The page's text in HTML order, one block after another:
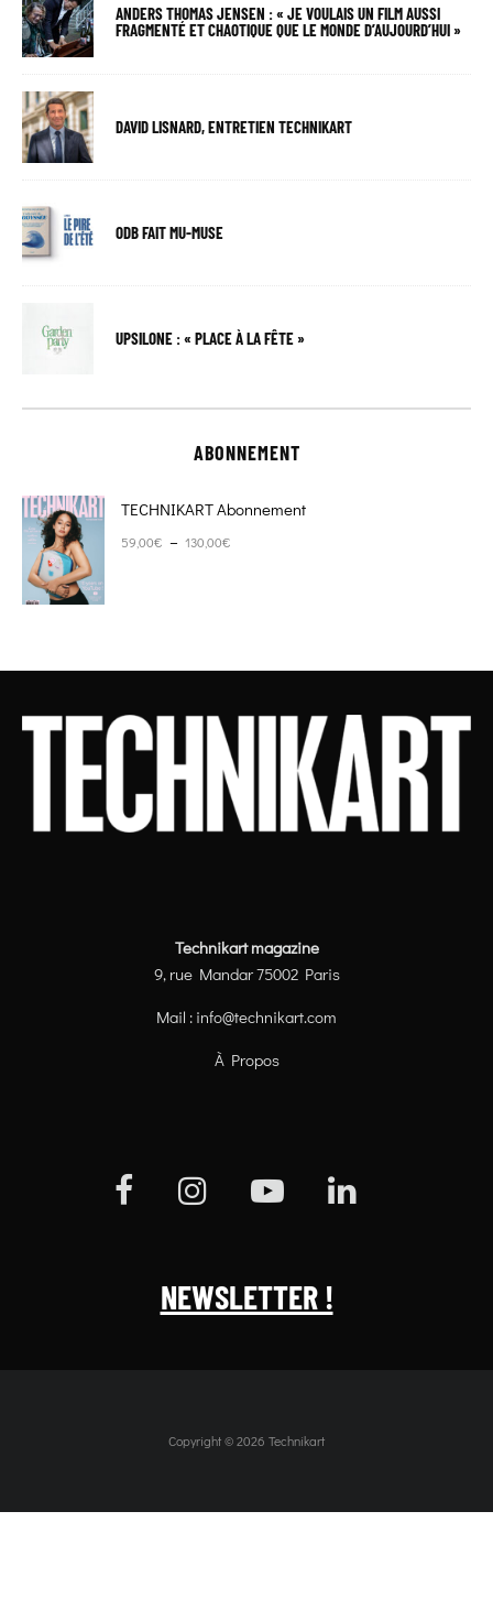
ANDERS THOMAS JENSEN : « JE VOULAIS UN FILM AUSSI
FRAGMENTÉ ET CHAOTIQUE QUE LE MONDE D’AUJOURD’HUI »
DAVID LISNARD, ENTRETIEN TECHNIKART
ODB FAIT MU-MUSE
UPSILONE : « PLACE À LA FÊTE »
ABONNEMENT
TECHNIKART Abonnement
59,00€ – 130,00€
Technikart magazine
9, rue Mandar 75002 Paris
Mail : info@technikart.com
À Propos
NEWSLETTER !
Copyright © 2026 Technikart